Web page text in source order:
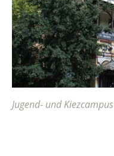
Jugend- und Kiezcampus